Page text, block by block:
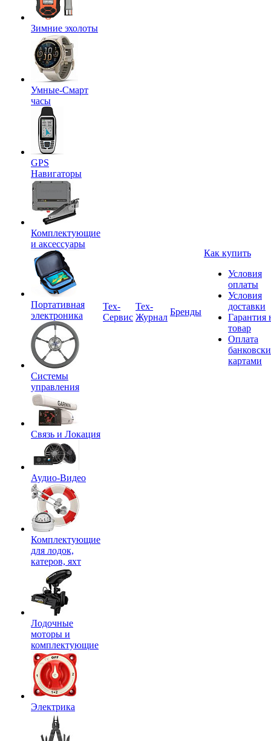
Зимние эхолоты
Умные-Смарт
часы
GPS
Навигаторы
Комплектующие
и аксессуары
Портативная
электроника
Системы
управления
Связь и Локация
Аудио-Видео
Комплектующие
для лодок,
катеров, яхт
Лодочные
моторы и
комплектующие
Электрика
Tex-
Сервис
Тех-
Журнал
Бренды
Как купить
Условия
оплаты
Условия
доставки
Гарантия
товар
Оплата
картами